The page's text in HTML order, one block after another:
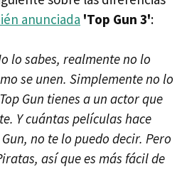
anunciada 'Top Gun 3':
lo sabes, realmente no lo
se unen. Simplemente no lo
Gun tienes a un actor que
Y cuántas películas hace
no te lo puedo decir. Pero
así que es más fácil de